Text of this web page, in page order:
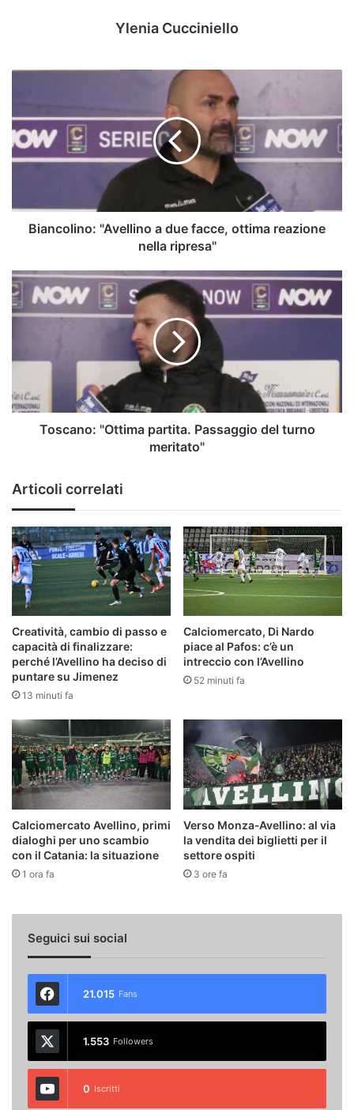
Ylenia Cucciniello
due
facce,
ottima
ripresa"
Biancolino: "Avellino a due facce, ottima reazione
nella ripresa"
Toscano:
"Ottima
partita.
turno
Toscano: "Ottima partita. Passaggio del turno
meritato"
Articoli correlati
Creatività, cambio di passo e
capacità di finalizzare:
perché l’Avellino ha deciso di
puntare su Jimenez
13 minuti fa
Calciomercato, Di Nardo
piace al Pafos: c’è un
intreccio con l’Avellino
52 minuti fa
Calciomercato Avellino, primi
dialoghi per uno scambio
con il Catania: la situazione
1 ora fa
Verso Monza‑Avellino: al via
la vendita dei biglietti per il
settore ospiti
3 ore fa
Seguici sui social
21.015 Fans
1.553 Followers
0 Iscritti